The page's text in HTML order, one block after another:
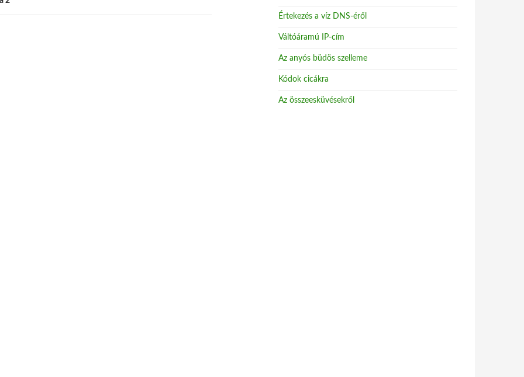
Értekezés a víz DNS-éről
Váltóáramú IP-cím
Az anyós büdös szelleme
Kódok cicákra
Az összeesküvésekről